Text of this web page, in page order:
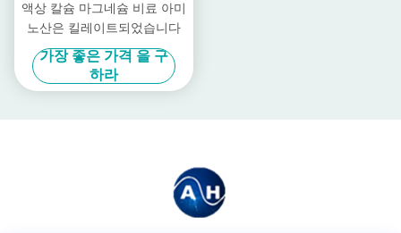
액상 칼슘 마그네슘 비료 아미
노산은 킬레이트되었습니다
가장 좋은 가격 을 구
하라